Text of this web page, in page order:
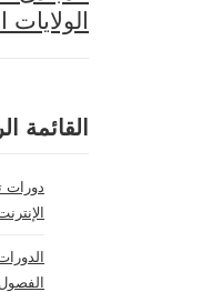
القائمة
دورات